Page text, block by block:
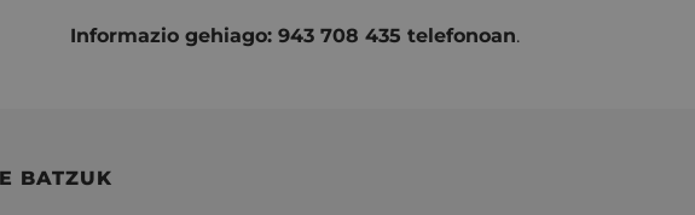
Informazio gehiago: 943 708 435 telefonoan.
BATZUK